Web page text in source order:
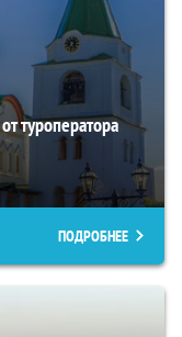
туроператора
ПОДРОБНЕЕ